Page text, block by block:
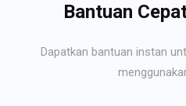
Bantuan
Dapatkan bantuan instan